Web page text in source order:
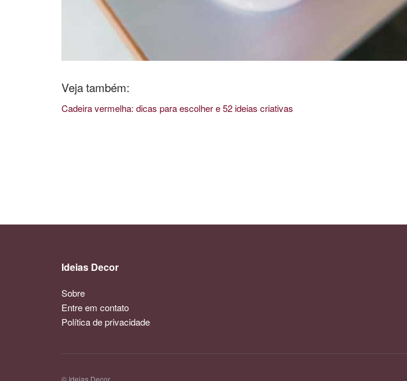
Veja também:
Cadeira vermelha: dicas para escolher e 52 ideias criativas
Ideias Decor
Sobre
Entre em contato
Política de privacidade
© Ideias Decor